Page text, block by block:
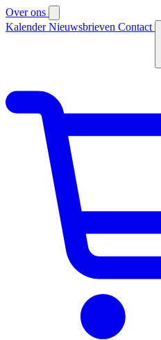
Over ons
KalenderNieuwsbrieven Contact